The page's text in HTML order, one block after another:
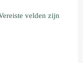
velden zijn